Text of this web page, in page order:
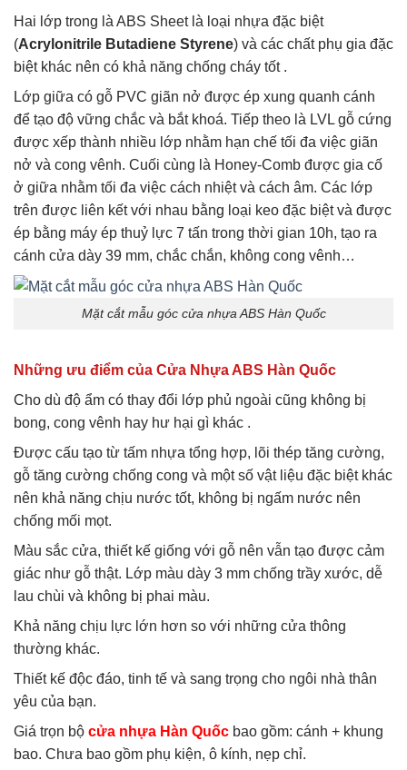
Hai lớp trong là ABS Sheet là loại nhựa đặc biệt
(Acrylonitrile Butadiene Styrene) và các chất phụ gia đặc
biệt khác nên có khả năng chống cháy tốt .
Lớp giữa có gỗ PVC giãn nở được ép xung quanh cánh
để tạo độ vững chắc và bắt khoá. Tiếp theo là LVL gỗ cứng
được xếp thành nhiều lớp nhằm hạn chế tối đa việc giãn
nở và cong vênh. Cuối cùng là Honey-Comb được gia cố
ở giữa nhằm tối đa việc cách nhiệt và cách âm. Các lớp
trên được liên kết với nhau bằng loại keo đặc biệt và được
ép bằng máy ép thuỷ lực 7 tấn trong thời gian 10h, tạo ra
cánh cửa dày 39 mm, chắc chắn, không cong vênh…
Mặt cắt mẫu góc cửa nhựa ABS Hàn Quốc
Những ưu điểm của Cửa Nhựa ABS Hàn Quốc
Cho dù độ ẩm có thay đổi lớp phủ ngoài cũng không bị
bong, cong vênh hay hư hại gì khác .
Được cấu tạo từ tấm nhựa tổng hợp, lõi thép tăng cường,
gỗ tăng cường chống cong và một số vật liệu đặc biệt khác
nên khả năng chịu nước tốt, không bị ngấm nước nên
chống mối mọt.
Màu sắc cửa, thiết kế giống với gỗ nên vẫn tạo được cảm
giác như gỗ thật. Lớp màu dày 3 mm chống trầy xước, dễ
lau chùi và không bị phai màu.
Khả năng chịu lực lớn hơn so với những cửa thông
thường khác.
Thiết kế độc đáo, tinh tế và sang trọng cho ngôi nhà thân
yêu của bạn.
Giá trọn bộ cửa nhựa Hàn Quốc bao gồm: cánh + khung
bao. Chưa bao gồm phụ kiện, ô kính, nẹp chỉ.